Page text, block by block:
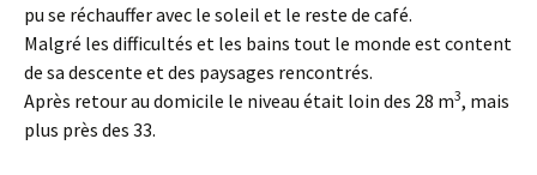
pu se réchauffer avec le soleil et le reste de café.
Malgré les difficultés et les bains tout le monde est content
de sa descente et des paysages rencontrés.
Après retour au domicile le niveau était loin des 28 m3, mais
plus près des 33.